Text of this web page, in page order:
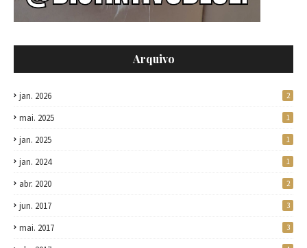
Arquivo
jan. 2026 2
mai. 2025 1
jan. 2025 1
jan. 2024 1
abr. 2020 2
jun. 2017 3
mai. 2017 3